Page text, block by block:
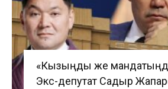
«Кызыңды же
Экс-депутат Садыр